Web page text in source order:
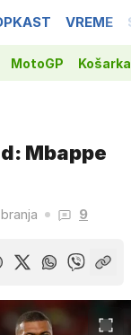
VREME
MotoGP Košarka
Mbappe
9